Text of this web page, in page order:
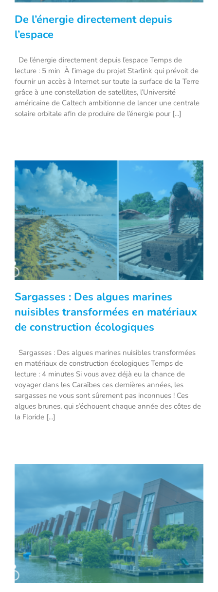
De l’énergie directement depuis l’espace
De l’énergie directement depuis
l’espace
De l’énergie directement depuis l’espace Temps de
lecture : 5 min À l’image du projet Starlink qui prévoit de
fournir un accès à Internet sur toute la surface de la Terre
grâce à une constellation de satellites, l’Université
américaine de Caltech ambitionne de lancer une centrale
solaire orbitale afin de produire de l’énergie pour [...]
nuisibles transformées en matériaux de
construction écologiques
Sargasses : Des algues marines
nuisibles transformées en matériaux
de construction écologiques
Sargasses : Des algues marines nuisibles transformées
en matériaux de construction écologiques Temps de
lecture : 4 minutes Si vous avez déjà eu la chance de
voyager dans les Caraïbes ces dernières années, les
sargasses ne vous sont sûrement pas inconnues ! Ces
algues brunes, qui s’échouent chaque année des côtes de
la Floride [...]